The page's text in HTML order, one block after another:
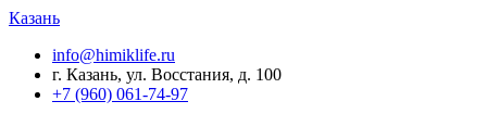
Казань
info@himiklife.ru
г. Казань, ул. Восстания, д. 100
+7 (960) 061-74-97